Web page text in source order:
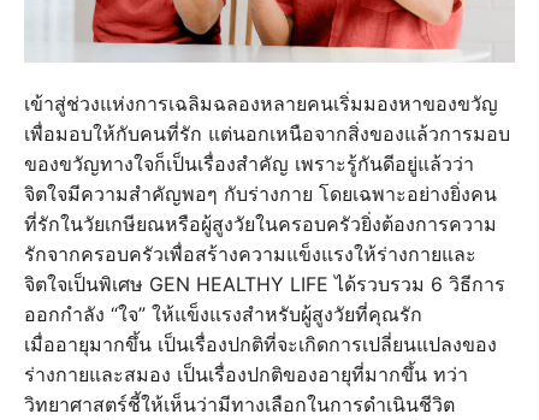
เข้าสู่ช่วงแห่งการเฉลิมฉลองหลายคนเริ่มมองหาของขวัญ
เพื่อมอบให้กับคนที่รัก แต่นอกเหนือจากสิ่งของแล้วการมอบ
ของขวัญทางใจก็เป็นเรื่องสำคัญ เพราะรู้กันดีอยู่แล้วว่า
จิตใจมีความสำคัญพอๆ กับร่างกาย โดยเฉพาะอย่างยิ่งคน
ที่รักในวัยเกษียณหรือผู้สูงวัยในครอบครัวยิ่งต้องการความ
รักจากครอบครัวเพื่อสร้างความแข็งแรงให้ร่างกายและ
จิตใจเป็นพิเศษ GEN HEALTHY LIFE ได้รวบรวม 6 วิธีการ
ออกกำลัง “ใจ” ให้แข็งแรงสำหรับผู้สูงวัยที่คุณรัก
เมื่ออายุมากขึ้น เป็นเรื่องปกติที่จะเกิดการเปลี่ยนแปลงของ
ร่างกายและสมอง เป็นเรื่องปกติของอายุที่มากขึ้น ทว่า
วิทยาศาสตร์ชี้ให้เห็นว่ามีทางเลือกในการดำเนินชีวิต